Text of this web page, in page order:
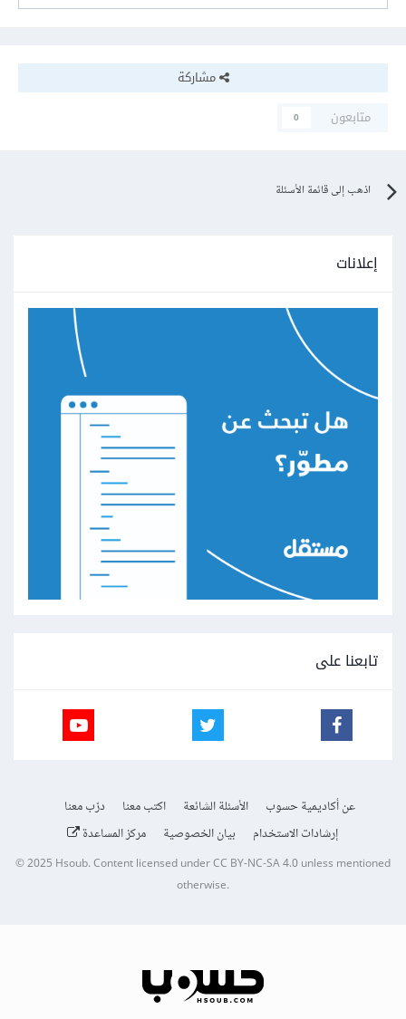
مشاركة
متابعون
0
اذهب إلى قائمة الأسئلة
إعلانات
تابعنا على
عن أكاديمية حسوب الأسئلة الشائعة اكتب معنا
درّب معنا
إرشادات الاستخدام
بيان الخصوصية مركز المساعدة
© 2025Hsoub.Content licensed underCC BY-NC-SA 4.0unless mentioned
otherwise.